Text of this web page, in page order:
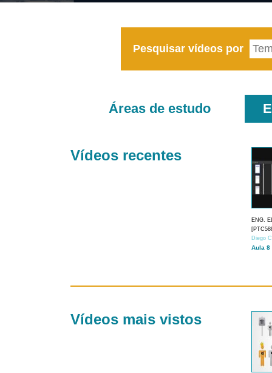
Pesquisar vídeos por
Áreas de estudo
Vídeos recentes
ENG.
Diego
Aula 8
Vídeos mais vistos